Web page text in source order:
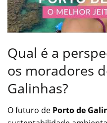
Qual é a
os moradores
Galinhas?
O futuro de Porto de